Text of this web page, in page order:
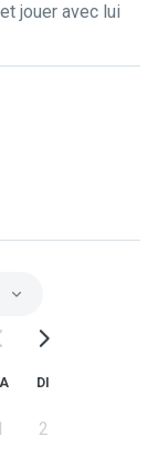
jouer avec lui
DI
2